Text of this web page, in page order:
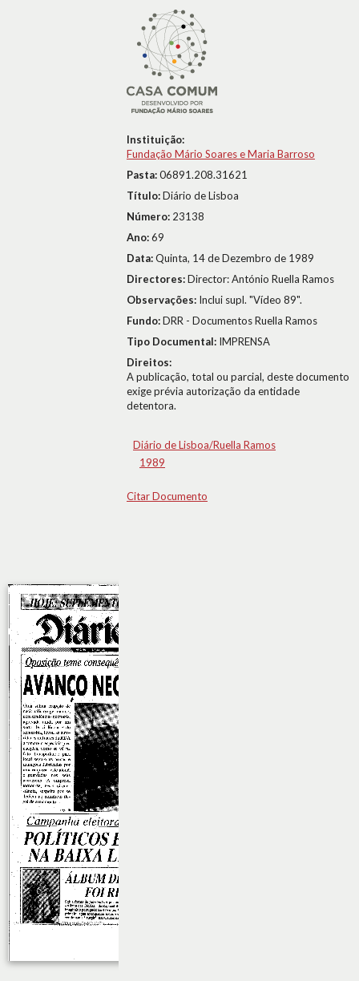
Instituição:
Fundação Mário Soares e Maria Barroso
Pasta:06891.208.31621
Título:Diário de Lisboa
Número: 23138
Ano:69
Data:Quinta, 14 de Dezembro de 1989
Directores:Director: António Ruella Ramos
Observações: Inclui supl. "Vídeo 89".
Fundo:DRR - Documentos Ruella Ramos
Tipo Documental: IMPRENSA
Direitos:
A publicação, total ou parcial, deste documento
exige prévia autorização da entidade
detentora.
Diário de Lisboa/Ruella Ramos
1989
Citar Documento